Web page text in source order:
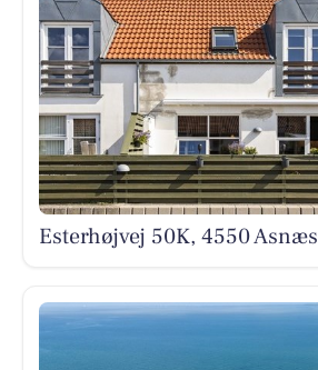
Esterhøjvej 50K, 4550 Asnæs